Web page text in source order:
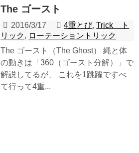
The ゴースト
2016/3/17 4重とび,Trick ト
リック, ローテーショントリック
The ゴースト（The Ghost） 縄と体
の動きは「360（ゴースト分解）」で
解説してるが、 これを1跳躍ですべ
て行って4重...